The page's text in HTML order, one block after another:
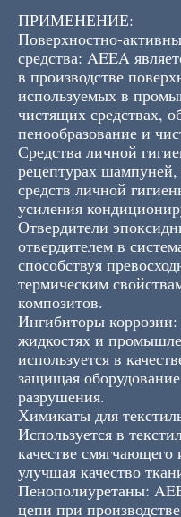
ПРИМЕНЕНИЕ:
Поверхностно-
средства: AEEA
в производстве
используемых в
чистящих средствах,
пенообразование и
Средства личной
рецептурах
средств личной
усиления
Отвердители
отвердителем в
способствуя
термическим
композитов.
Ингибиторы
жидкостях и
используется в
защищая
разрушения.
Химикаты для
Используется в
качестве
улучшая качество
Пенополиуретаны:
цепи при